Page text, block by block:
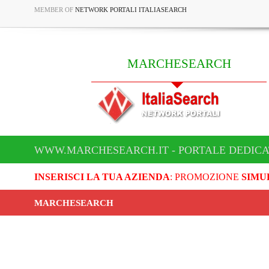
MEMBER OF NETWORK PORTALI ITALIASEARCH
MARCHESEARCH
WWW.MARCHESEARCH.IT - PORTALE
INSERISCI LA TUA AZIENDA: PROMOZIONE
MARCHESEARCH